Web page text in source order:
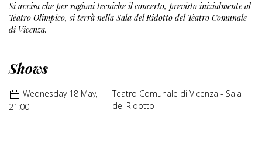
Si avvisa che per ragioni tecniche il concerto, previsto inizialmente al
Teatro Olimpico, si terrà nella Sala del Ridotto del Teatro Comunale
di Vicenza.
Shows
Wednesday 18 May,
21:00
Teatro Comunale di Vicenza - Sala
del Ridotto